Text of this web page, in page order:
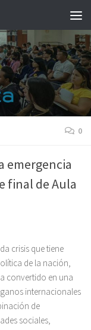
0
emergencia
final de Aula
crisis que tiene
de la nación,
convertido en una
internacionales
de
sociales,